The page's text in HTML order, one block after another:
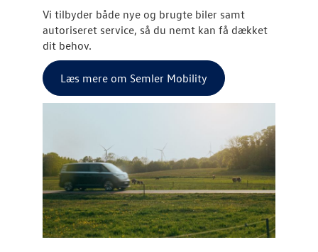
Vi tilbyder både nye og brugte biler samt
autoriseret service, så du nemt kan få dækket
dit behov.
Læs mere om Semler Mobility